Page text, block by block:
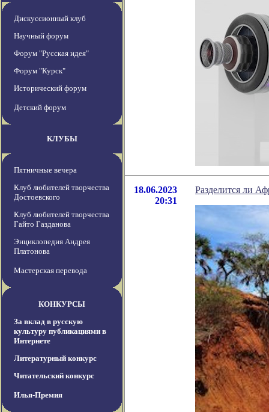
Дискуссионный клуб
Научный форум
Форум "Русская идея"
Форум "Курск"
Исторический форум
Детский форум
КЛУБЫ
Пятничные вечера
Клуб любителей творчества
Достоевского
Клуб любителей творчества
Гайто Газданова
Энциклопедия Андрея
Платонова
Мастерская перевода
КОНКУРСЫ
За вклад в русскую
культуру публикациями в
Интернете
Литературный конкурс
Читательский конкурс
Илья-Премия
18.06.2023
20:31
Разделится ли